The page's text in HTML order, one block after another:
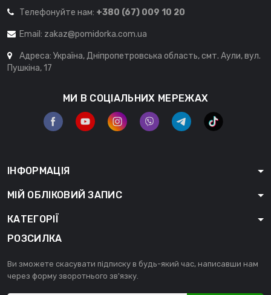
Телефонуйте нам: +380 (67) 009 10 20
Email: zakaz@pomidorka.com.ua
Адреса: Україна, Дніпропетровська область, смт. Аули, вул.
Пушкіна, 17
МИ В СОЦІАЛЬНИХ МЕРЕЖАХ
ІНФОРМАЦІЯ
МІЙ ОБЛІКОВИЙ ЗАПИС
КАТЕГОРІЇ
РОЗСИЛКА
Ви зможете скасувати підписку в будь-який час, написавши нам
через форму зворотнього зв'язку.